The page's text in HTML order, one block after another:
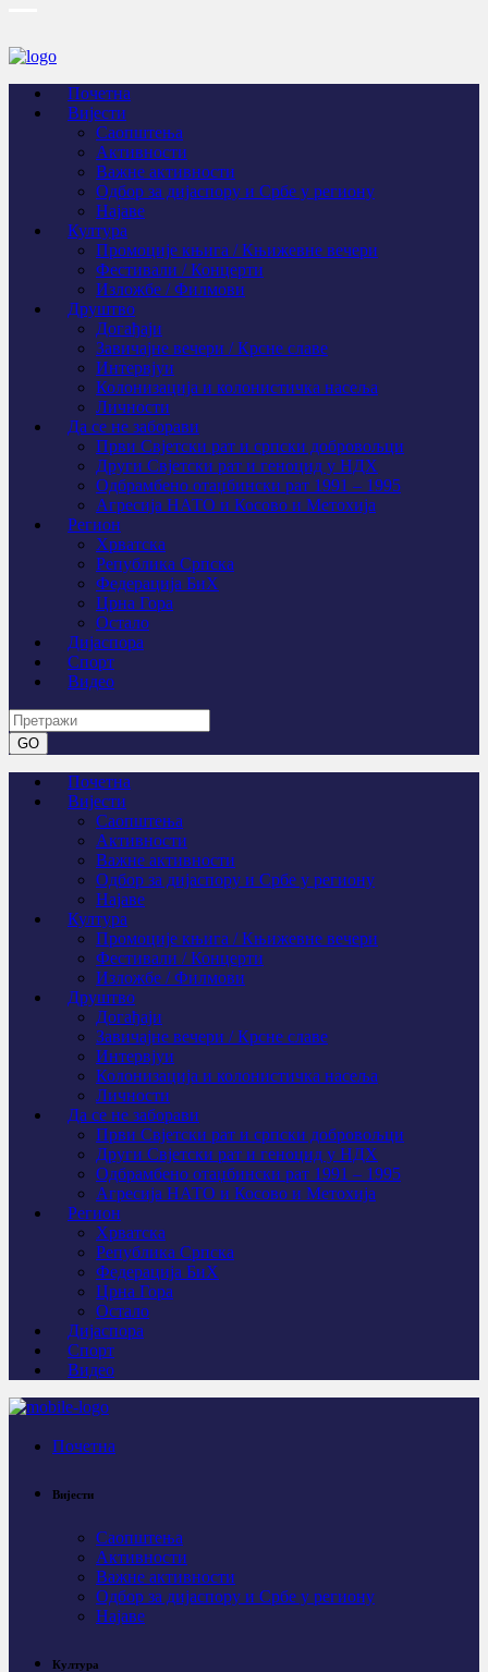
Почетна
Вијести
Саопштења
Активности
Важне активности
Одбор за дијаспору и Србе у региону
Најаве
Култура
Промоције књига / Књижевне вечери
Фестивали / Концерти
Изложбе / Филмови
Друштво
Догађаји
Завичајне вечери / Крсне славе
Интервјуи
Колонизација и колонистичка насеља
Личности
Да се не заборави
Први Свјeтски рат и српски добровољци
Други Свјетски рат и геноцид у НДХ
Одбрамбено отаџбински рат 1991 – 1995
Агресија НАТО и Косово и Метохија
Регион
Хрватска
Република Српска
Федерација БиХ
Црна Гора
Остало
Дијаспора
Спорт
Видео
Почетна
Вијести
Саопштења
Активности
Важне активности
Одбор за дијаспору и Србе у региону
Најаве
Култура
Промоције књига / Књижевне вечери
Фестивали / Концерти
Изложбе / Филмови
Друштво
Догађаји
Завичајне вечери / Крсне славе
Интервјуи
Колонизација и колонистичка насеља
Личности
Да се не заборави
Први Свјeтски рат и српски добровољци
Други Свјетски рат и геноцид у НДХ
Одбрамбено отаџбински рат 1991 – 1995
Агресија НАТО и Косово и Метохија
Регион
Хрватска
Република Српска
Федерација БиХ
Црна Гора
Остало
Дијаспора
Спорт
Видео
Почетна
Вијести
Саопштења
Активности
Важне активности
Одбор за дијаспору и Србе у региону
Најаве
Култура